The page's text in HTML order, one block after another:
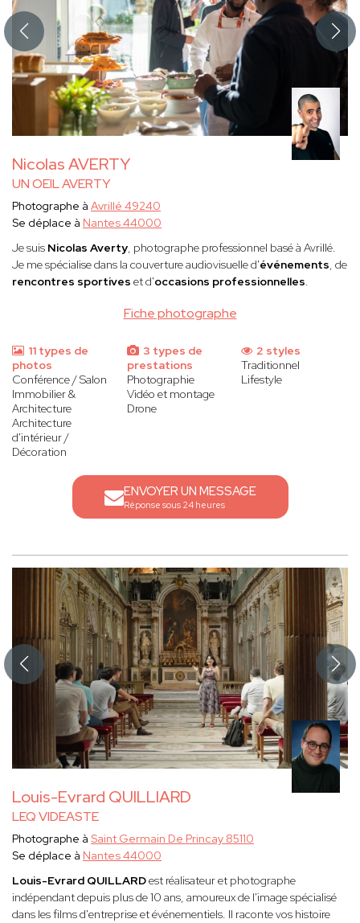
Nicolas AVERTY
UN OEIL AVERTY
Fiche photographe
Photographe à Avrillé 49240
Se déplace à Nantes 44000
Je suis Nicolas Averty, photographe professionnel basé à Avrillé.
Je me spécialise dans la couverture audiovisuelle d'événements, de
rencontres sportives et d'occasions professionnelles.
11 types de
photos
Conférence / Salon
Immobilier &
Architecture
Architecture
d'intérieur /
Décoration
3 types de
prestations
Photographie
Vidéo et montage
Drone
2 styles
Traditionnel
Lifestyle
ENVOYER UN MESSAGE
Réponse sous 24 heures
Louis-Evrard QUILLIARD
LEQ VIDEASTE
Photographe à Saint Germain De Princay 85110
Se déplace à Nantes 44000
Louis-Evrard QUILLARDest réalisateur et photographe
indépendant depuis plus de 10 ans, amoureux de l'image spécialisé
dans les films d'entreprise et événementiels. Il raconte vos histoire